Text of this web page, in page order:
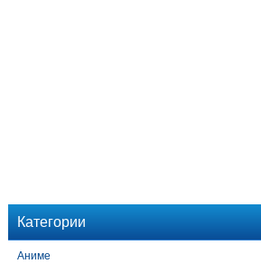
Категории
Аниме